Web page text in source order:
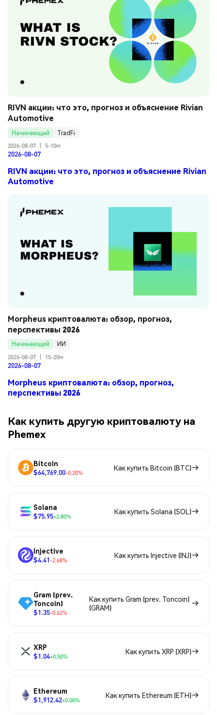
RIVN акции: что это, прогноз и объяснение Rivian
Automotive
Начинающий
TradFi
2026-08-07
5-10м
2026-08-07
RIVN акции: что это, прогноз и объяснение Rivian
Automotive
Morpheus криптовалюта: обзор, прогноз,
перспективы 2026
Начинающий
ИИ
2026-08-07
15-20м
2026-08-07
Morpheus криптовалюта: обзор, прогноз,
перспективы 2026
Как купить другую криптовалюту на
Phemex
Bitcoin
$64,769.00-0.20%
Как купить Bitcoin (BTC)
Solana
$75.95+2.80%
Как купить Solana (SOL)
Injective
$4.41-2.68%
Как купить Injective (INJ)
Gram (prev.
Toncoin)
$1.35-0.62%
Как купить Gram (prev. Toncoin)
(GRAM)
XRP
$1.04+0.50%
Как купить XRP (XRP)
Ethereum
$1,912.42+0.00%
Как купить Ethereum (ETH)